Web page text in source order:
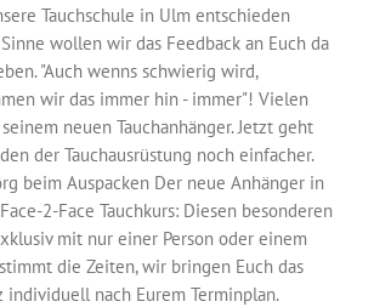
Tauchschule in Ulm entschieden
wollen wir das Feedback an Euch da
"Auch wenns schwierig wird,
wir das immer hin - immer"! Vielen
neuen Tauchanhänger. Jetzt geht
der Tauchausrüstung noch einfacher.
beim Auspacken Der neue Anhänger in
2-Face Tauchkurs: Diesen besonderen
mit nur einer Person oder einem
die Zeiten, wir bringen Euch das
individuell nach Eurem Terminplan.